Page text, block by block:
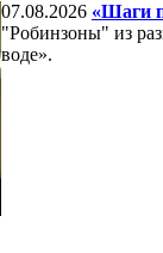
07.08.2026 «Шаги
"Робинзоны" из
воде».